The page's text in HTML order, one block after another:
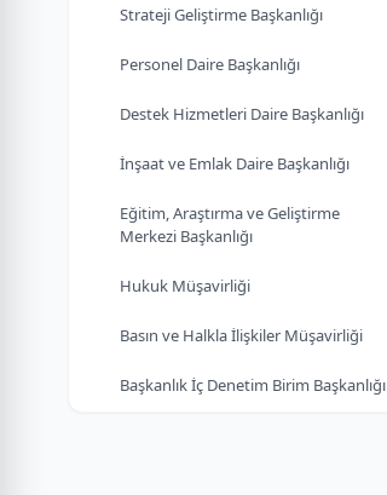
Strateji Geliştirme Başkanlığı
Personel Daire Başkanlığı
Destek Hizmetleri Daire Başkanlığı
İnşaat ve Emlak Daire Başkanlığı
Eğitim, Araştırma ve Geliştirme
Merkezi Başkanlığı
Hukuk Müşavirliği
Basın ve Halkla İlişkiler Müşavirliği
Başkanlık İç Denetim Birim Başkanlığı